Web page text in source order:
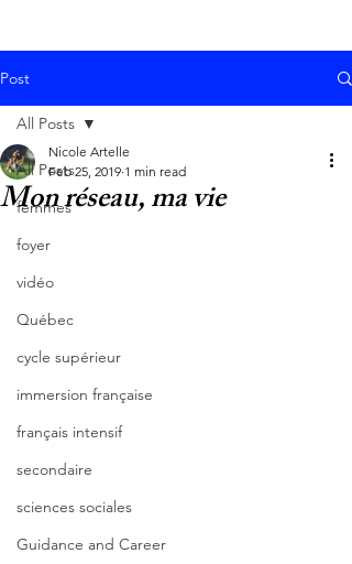
Post
All Posts
femmes
foyer
vidéo
Québec
cycle supérieur
immersion française
français intensif
secondaire
sciences sociales
Guidance and Career
All Posts
Mon réseau, ma vie
Nicole Artelle
Feb 25, 2019 1 min read